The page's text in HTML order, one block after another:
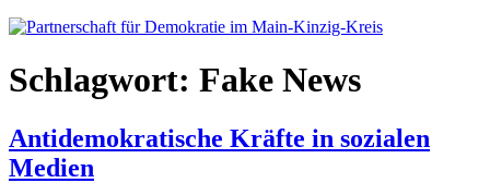
Schlagwort: Fake News
Antidemokratische Kräfte in sozialen
Medien